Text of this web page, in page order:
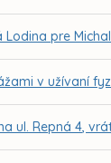
pre
v užívaní
ul. Repná 4,